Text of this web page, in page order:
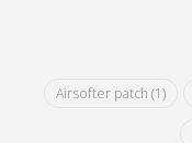
Airsofter patch (1)